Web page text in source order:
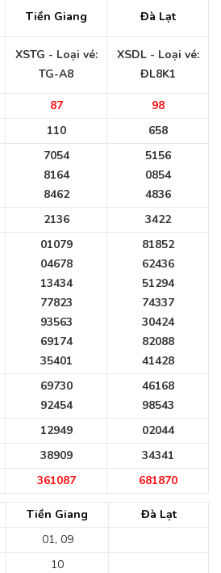
Tiền Giang Đà Lạt
XSTG - Loại vé:
TG-A8
XSDL - Loại vé:
ĐL8K1
87
98
110 658
7054
8164
8462
5156
0854
4836
2136 3422
01079
04678
13434
77823
93563
69174
35401
81852
62436
51294
74337
30424
82088
41428
69730
92454
46168
98543
12949
02044
38909
34341
361087 681870
Tiền Giang
Đà Lạt
01, 09
10